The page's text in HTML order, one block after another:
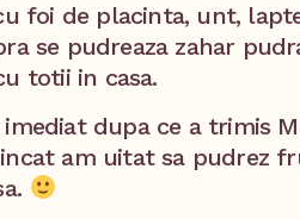
foi de placinta, unt,
se pudreaza zahar
totii in casa.
dupa ce a trimis
am uitat sa pudrez